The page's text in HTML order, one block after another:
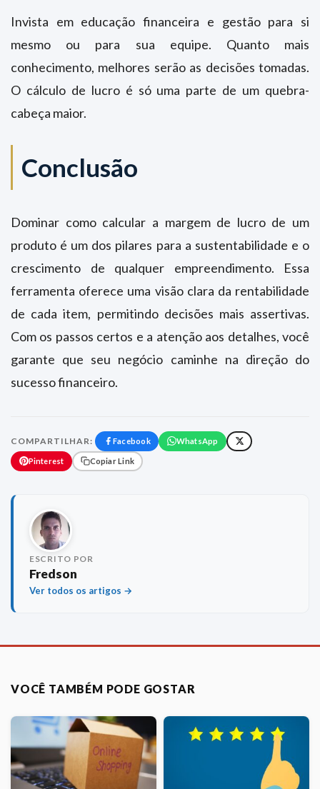
Invista em educação financeira e gestão para si
mesmo ou para sua equipe. Quanto mais
conhecimento, melhores serão as decisões tomadas.
O cálculo de lucro é só uma parte de um quebra-
cabeça maior.
Conclusão
Dominar como calcular a margem de lucro de um
produto é um dos pilares para a sustentabilidade e o
crescimento de qualquer empreendimento. Essa
ferramenta oferece uma visão clara da rentabilidade
de cada item, permitindo decisões mais assertivas.
Com os passos certos e a atenção aos detalhes, você
garante que seu negócio caminhe na direção do
sucesso financeiro.
COMPARTILHAR: Facebook WhatsApp
Pinterest Copiar Link
ESCRITO POR
Fredson
Ver todos os artigos →
VOCÊ TAMBÉM PODE GOSTAR